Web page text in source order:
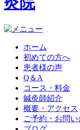
ホーム
初めての方へ
患者様の声
Q＆A
コース・料金
鍼灸師紹介
概要・アクセス
ご予約・お問